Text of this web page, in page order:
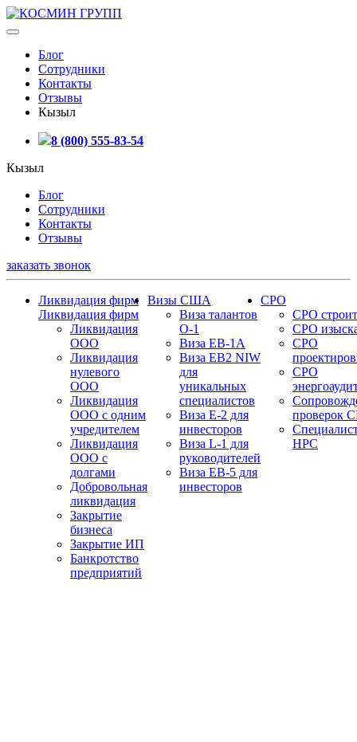
Блог
Сотрудники
Контакты
Отзывы
Кызыл
8 (800) 555-83-54
Кызыл
Блог
Сотрудники
Контакты
Отзывы
заказать звонок
Ликвидация фирм
Ликвидация фирм
Ликвидация
ООО
Ликвидация
нулевого
ООО
Ликвидация
ООО с одним
учредителем
Ликвидация
ООО с
долгами
Добровольная
ликвидация
Закрытие
бизнеса
Закрытие ИП
Банкротство
предприятий
Визы США
Виза талантов
О-1
Виза EB-1A
Виза EB2 NIW
для
уникальных
специалистов
Виза E-2 для
инвесторов
Виза L-1 для
руководителей
Виза EB-5 для
инвесторов
СРО
СРО
СРО
СРО
СРО
проверок
НРС